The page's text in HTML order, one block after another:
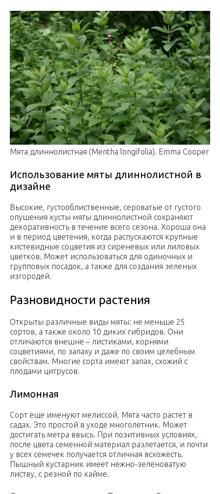
Мята длиннолистная (Mentha longifolia). Emma Cooper
Использование мяты длиннолистной в
дизайне
Высокие, густооблиственные, сероватые от густого
опушения кусты мяты длиннолистной сохраняют
декоративность в течение всего сезона. Хороша она
и в период цветения, когда распускаются крупные
кистевидные соцветия из сиреневых или лиловых
цветков. Может использоваться для одиночных и
групповых посадок, а также для создания зеленых
изгородей.
Разновидности растения
Открыты различные виды мяты: не меньше 25
сортов, а также около 10 диких гибридов. Они
отличаются внешне – листиками, корнями
соцветиями, по запаху и даже по своим целебным
свойствам. Многие сорта имеют запах, схожий с
плодами цитрусов.
Лимонная
Сорт еще именуют мелиссой. Мята часто растет в
садах. Это простой в уходе многолетник. Может
достигать метра ввысь. При позитивных условиях,
после цвета семенной материал разлетается, и почти
у всех семечек получается отличная всхожесть.
Пышный кустарник имеет нежно-зеленоватую
листву, с резной по кайме.